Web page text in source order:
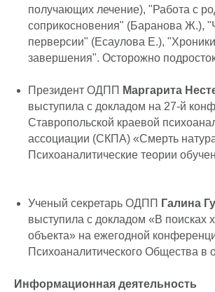
получающих лечение), "Работа с
соприкосновения" (Баранова Ж.),
перверсии" (Есаулова Е.),
завершения". Осторожно
Президент ОДПП Маргарита
выступила с докладом на 27-й
Ставропольской краевой
ассоциации (СКПА) «Смерть
Психоаналитические теории
Ученый секретарь ОДПП Галина
выступила с докладом «В поисках
объекта» на ежегодной
Психоаналитического Общества в
Информационная деятельность